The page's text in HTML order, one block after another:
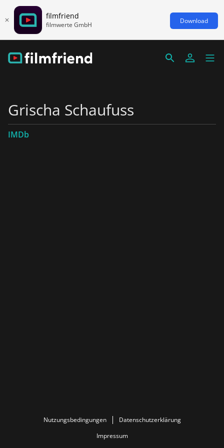
filmfriend
filmwerte GmbH Download
Grischa Schaufuss
IMDb
Nutzungsbedingungen
Datenschutzerklärung
Impressum